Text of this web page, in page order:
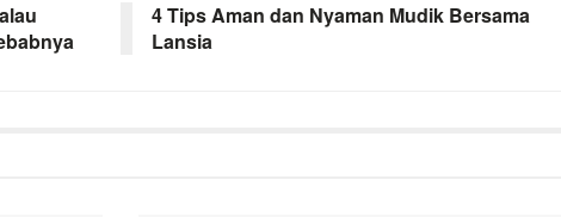
4 Tips Aman dan Nyaman Mudik Bersama
Lansia